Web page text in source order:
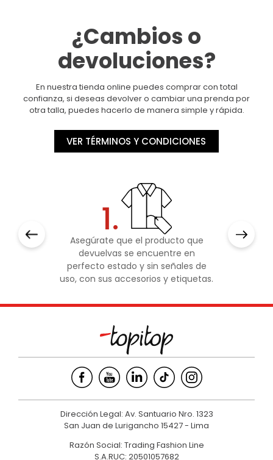
¿Cambios o
devoluciones?
En nuestra tienda online puedes comprar con total
confianza, si deseas devolver o cambiar una prenda por
otra talla, puedes hacerlo de manera simple y rápida.
VER TÉRMINOS Y CONDICIONES
1.
Asegúrate que el producto que
devuelvas se encuentre en
perfecto estado y sin señales de
uso, con sus accesorios y etiquetas.
Dirección Legal: Av. Santuario Nro. 1323
San Juan de Lurigancho 15427 - Lima
Razón Social: Trading Fashion Line
S.A.RUC: 20501057682